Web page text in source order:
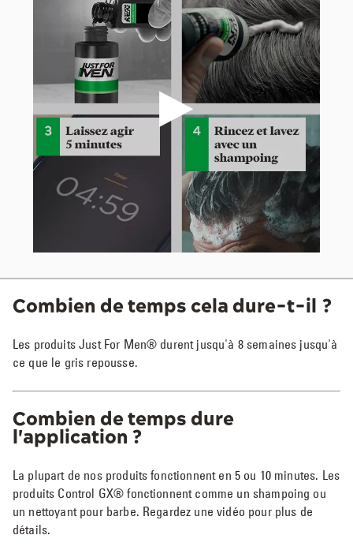
Combien de temps cela dure-t-il ?
Les produits Just For Men® durent jusqu'à 8 semaines jusqu'à
ce que le gris repousse.
Combien de temps dure
l'application ?
La plupart de nos produits fonctionnent en 5 ou 10 minutes. Les
produits Control GX® fonctionnent comme un shampoing ou
un nettoyant pour barbe. Regardez une vidéo pour plus de
détails.